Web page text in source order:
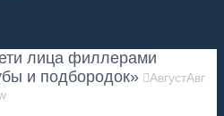
лица филлерами
и подбородок»
АвгустАвг